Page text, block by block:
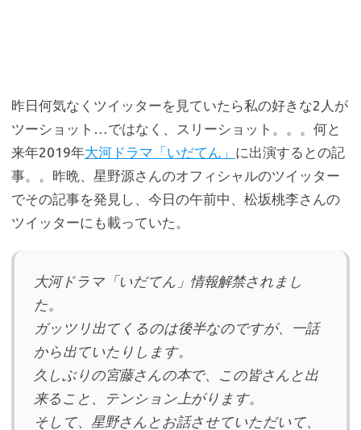
昨日何気なくツイッターを見ていたら私の好きな2人が
ツーショット…ではなく、スリーショット。。。何と
来年2019年大河ドラマ「いだてん」 に出演するとの記
事。。昨晩、星野源さんのオフィシャルのツイッター
でその記事を発見し、今日の午前中、松坂桃李さんの
ツイッターにも載っていた。
大河ドラマ「いだてん」情報解禁されまし
た。
ガッツリ出てくるのは後半なのですが、一話
から出ていたりします。
久しぶりの宮藤さんの本で、この皆さんと出
来ること、テンション上がります。
そして、星野さんとお話させていただいて、